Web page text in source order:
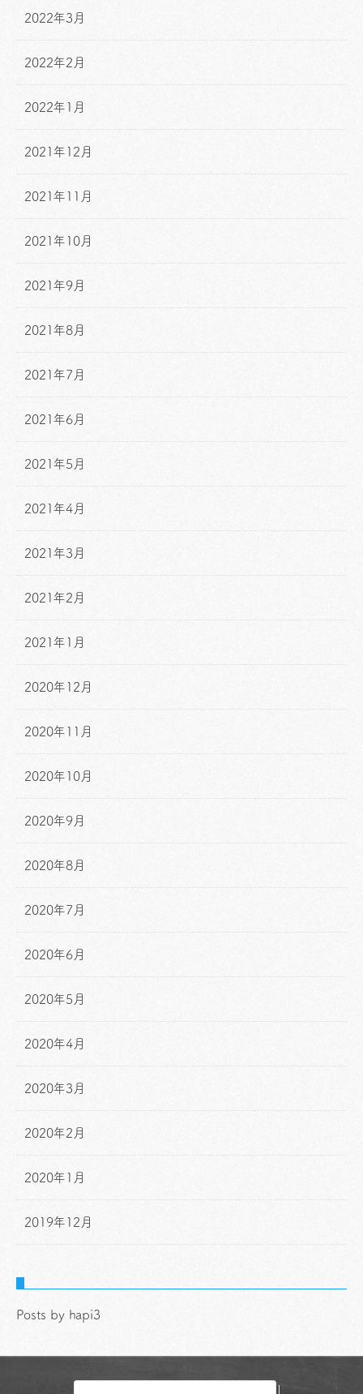
2022年3月
2022年2月
2022年1月
2021年12月
2021年11月
2021年10月
2021年9月
2021年8月
2021年7月
2021年6月
2021年5月
2021年4月
2021年3月
2021年2月
2021年1月
2020年12月
2020年11月
2020年10月
2020年9月
2020年8月
2020年7月
2020年6月
2020年5月
2020年4月
2020年3月
2020年2月
2020年1月
2019年12月
Posts by hapi3